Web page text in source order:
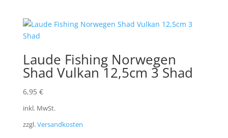
Laude Fishing Norwegen
Shad Vulkan 12,5cm 3 Shad
6,95 €
inkl. MwSt.
zzgl.Versandkosten